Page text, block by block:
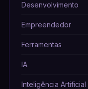
Desenvolvimento
Empreendedor
Ferramentas
IA
Inteligência Artificial